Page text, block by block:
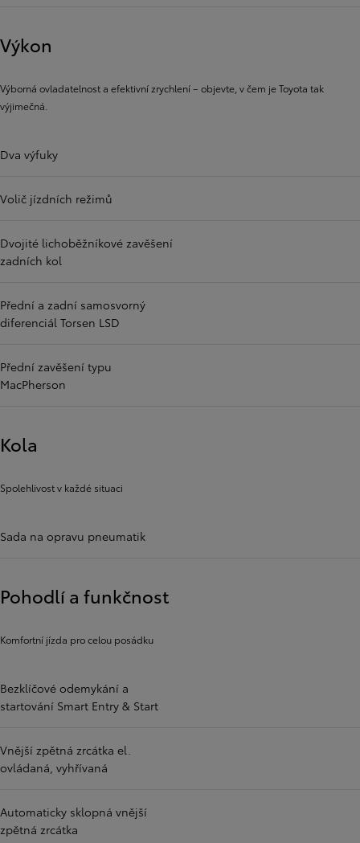
Výkon
Výborná ovladatelnost a efektivní zrychlení – objevte, v čem je Toyota tak
výjimečná.
Dva výfuky
Volič jízdních režimů
Dvojité lichoběžníkové zavěšení
zadních kol
Přední a zadní samosvorný
diferenciál Torsen LSD
Přední zavěšení typu
MacPherson
Kola
Spolehlivost v každé situaci
Sada na opravu pneumatik
Pohodlí a funkčnost
Komfortní jízda pro celou posádku
Bezklíčové odemykání a
startování Smart Entry & Start
Vnější zpětná zrcátka el.
ovládaná, vyhřívaná
Automaticky sklopná vnější
zpětná zrcátka